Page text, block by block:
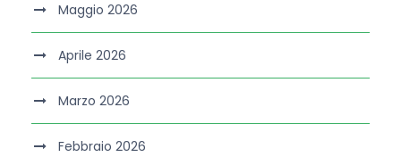
Maggio 2026
Aprile 2026
Marzo 2026
Febbraio 2026